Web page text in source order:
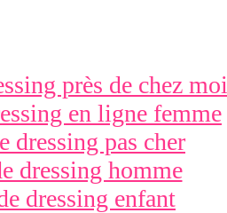
près de chez moi
en ligne femme
dressing pas cher
dressing homme
dressing enfant